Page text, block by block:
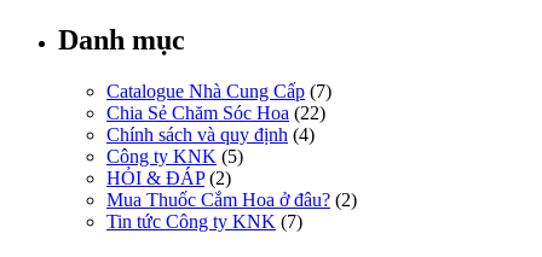
Danh mục
Catalogue Nhà Cung Cấp (7)
Chia Sẻ Chăm Sóc Hoa (22)
Chính sách và quy định (4)
Công ty KNK (5)
HỎI & ĐÁP(2)
Mua Thuốc Cắm Hoa ở đâu? (2)
Tin tức Công ty KNK (7)